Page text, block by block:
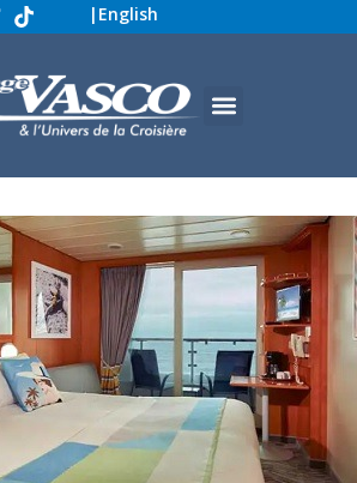
| English